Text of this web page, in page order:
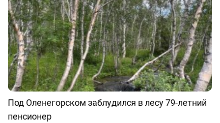
Под Оленегорском заблудился в лесу 79-летний
пенсионер